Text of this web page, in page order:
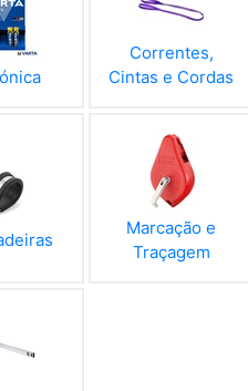
Correntes,
Cintas e Cordas
Marcação e
Traçagem